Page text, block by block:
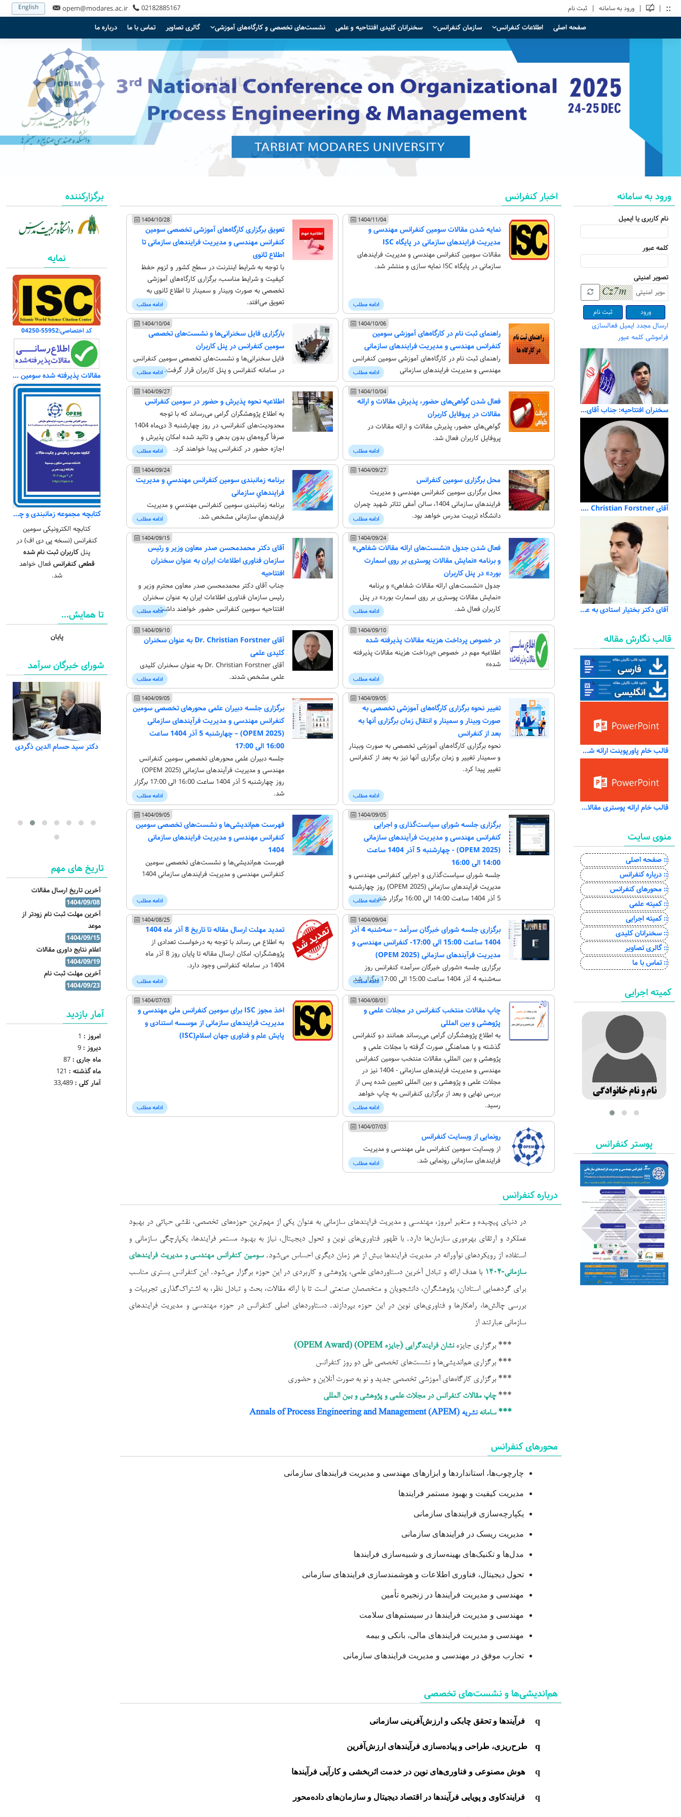
::
|
| ورود به سامانه | ثبت نام 02182885167
opem@modares.ac.ir
English
صفحه اصلی اطلاعات کنفرانس سازمان کنفرانس سخنرانان کلیدی افتتاحیه و علمی نشست‌های تخصصی و کارگاه‌های آموزشی گالری تصاویر تماس با ما درباره ما
ورود به سامانه
نام کاربری یا ایمیل
کلمه عبور
تصویر امنیتی
ثبت نام
ارسال مجدد ایمیل فعالسازی
فراموشی کلمه عبور
آقای Dr. Christian Forstner به عنوان سخنران کلیدی علمی
آقای دکتر بختیار استادی به عنوان سخنران کلیدی علمی روز دوم
قالب نگارش مقاله
قالب خام پاورپوینت ارائه شفاهی مقاله پذیرفته شده
قالب خام ارائه پوستری مقالات پذیرفته شده به صورت پوستری
منوی سایت
:: صفحه اصلی
:: درباره کنفرانس
:: محورهای کنفرانس
:: کمیته علمی
:: کمیته اجرایی
:: سخنرانان کلیدی
:: گالری تصاویر
:: تماس با ما
کمیته اجرایی
پوستر کنفرانس
اخبار کنفرانس
1404/11/04
ادامه مطلب
نمایه شدن مقالات سومین کنفرانس مهندسی و
مدیریت فرایندهای سازمانی در پایگاه ISC
مقالات سومین کنفرانس مهندسی و مدیریت فرایندهای
سازمانی در پایگاه ISC نمایه سازی و منتشر شد.
1404/10/28
ادامه مطلب
تعویق برگزاری کارگاه‌های آموزشی تخصصی سومین
کنفرانس مهندسی و مدیریت فرایندهای سازمانی تا
اطلاع ثانوی
با توجه به شرایط اینترنت در سطح کشور و لزوم حفظ
کیفیت و شرایط مناسب، برگزاری کارگاه‌های آموزشی
تخصصی به صورت وبینار و سمینار تا اطلاع ثانوی به
تعویق می‌افتد.
1404/10/06
ادامه مطلب
راهنمای ثبت نام در کارگاه‌های آموزشی سومین
کنفرانس مهندسی و مدیریت فرایندهای سازمانی
راهنمای ثبت نام در کارگاه‌های آموزشی سومین کنفرانس
مهندسی و مدیریت فرایندهای سازمانی
1404/10/04
ادامه مطلب
بارگزاری فایل سخنرانی‌ها و نشست‌های تخصصی
سومین کنفرانس در پنل کاربران
فایل سخنرانی‌ها و نشست‌های تخصصی سومین کنفرانس
در سامانه کنفرانس و پنل کاربران قرار گرفت.
1404/10/04
ادامه مطلب
فعال شدن گواهی‌های حضور، پذیرش مقالات و ارائه
مقالات در پروفایل کاربران
گواهی‌های حضور، پذیرش مقالات و ارائه مقالات در
پروفایل کاربران فعال شد.
1404/09/27
ادامه مطلب
اطلاعیه نحوه پذیرش و حضور در سومین کنفرانس
به اطلاع پژوهشگران گرامی می‌رساند که با توجه
محدودیت‌های کنفرانس، در روز چهارشنبه 3 دی‌ماه 1404
صرفاً گروه‌های بدون بدهی و تائید شده امکان پذیرش و
اجازه حضور در کنفرانس پیدا خواهند کرد.
1404/09/27
ادامه مطلب
محل برگزاری سومین کنفرانس
محل برگزاری سومین کنفرانس مهندسی و مدیریت
فرایندهای سازمانی 1404، سالن آمفی تئاتر شهید چمران
دانشگاه تربیت مدرس خواهد بود.
1404/09/24
ادامه مطلب
برنامه زمانبندی سومين کنفرانس مهندسي و مديريت
فرايندهاي سازمانی
برنامه زمانبندی سومين کنفرانس مهندسي و مديريت
فرايندهاي سازمانی مشخص شد.
1404/09/24
ادامه مطلب
فعال شدن جدول «نشست‌های ارائه مقالات شفاهی»
و برنامه «نمایش مقالات پوستری بر روی اسمارت
بورد» در پنل کاربران
جدول «نشست‌های ارائه مقالات شفاهی» و برنامه
«نمایش مقالات پوستری بر روی اسمارت بورد» در پنل
کاربران فعال شد.
1404/09/15
ادامه مطلب
آقای دکتر محمدمحسن صدر معاون وزیر و رئیس
سازمان فناوری اطلاعات ایران به عنوان سخنران
افتتاحیه
جناب آقای دکتر محمدمحسن صدر معاون محترم وزیر و
رئیس سازمان فناوری اطلاعات ایران به عنوان سخنران
افتتاحیه سومین کنفرانس حضور خواهند داشت.
1404/09/10
ادامه مطلب
در خصوص پرداخت هزینه مقالات پذیرفته شده
اطلاعیه مهم در خصوص «پرداخت هزینه مقالات پذیرفته
شده»
1404/09/10
ادامه مطلب
آقای Dr. Christian Forstner به عنوان سخنران
کلیدی علمی
آقای Dr. Christian Forstner به عنوان سخنران کلیدی
علمی مشخص شدند.
1404/09/05
ادامه مطلب
تغییر نحوه برگزاری کارگاه‌های آموزشی تخصصی به
صورت وبینار و سمینار و انتقال زمان برگزاری آنها به
بعد از کنفرانس
نحوه برگزاری کارگاه‌های آموزشی تخصصی به صورت وبینار
و سمینار تغییر و زمان برگزاری آنها نیز به بعد از کنفرانس
تغییر پیدا کرد.
1404/09/05
ادامه مطلب
برگزاری جلسه دبیران علمی محورهای تخصصی سومین
کنفرانس مهندسی و مدیریت فرآیندهای سازمانی
(OPEM 2025) – چهارشنبه 5 آذر 1404 ساعت
16:00 الی 17:00
جلسه دبیران علمی محورهای تخصصی سومین کنفرانس
مهندسی و مدیریت فرآیندهای سازمانی (OPEM 2025)
روز چهارشنبه 5 آذر 1404 ساعت 16:00 الی 17:00 برگزار
شد.
1404/09/05
ادامه مطلب
برگزاری جلسه شورای سیاست‌گذاری و اجرایی
کنفرانس مهندسی و مدیریت فرآیندهای سازمانی
(OPEM 2025) - چهارشنبه 5 آذر 1404 ساعت
14:00 الی 16:00
جلسه شورای سیاست‌گذاری و اجرایی کنفرانس مهندسی و
مدیریت فرآیندهای سازمانی (OPEM 2025) روز چهارشنبه
5 آذر 1404 ساعت 14:00 الی 16:00 برگزار شد.
1404/09/05
ادامه مطلب
فهرست هم‌اندیشی‌ها و نشست‌های تخصصی سومین
کنفرانس مهندسی و مدیریت فرایندهای سازمانی
1404
فهرست هم‌اندیشی‌ها و نشست‌های تخصصی سومین
کنفرانس مهندسی و مدیریت فرایندهای سازمانی 1404
1404/09/04
ادامه مطلب
برگزاری جلسه شورای خبرگان سرآمد – سه‌شنبه 4 آذر
1404 ساعت 15:00 الی 17:00- کنفرانس مهندسی و
مدیریت فرآیندهای سازمانی (OPEM 2025)
برگزاری جلسه «شورای خبرگان سرآمد» کنفرانس روز
سه‌شنبه 4 آذر 1404 ساعت 15:00 الی 17:00 برگزار شد
1404/08/25
ادامه مطلب
تمدید مهلت ارسال مقاله تا تاریخ 8 آذر ماه 1404
به اطلاع می رساند با توجه به درخواست تعدادی از
پژوهشگران، امکان ارسال مقاله تا پایان روز 8 آذر ماه
1404 در سامانه کنفرانس وجود دارد.
1404/08/01
ادامه مطلب
چاپ مقالات منتخب کنفرانس در مجلات علمی و
پژوهشی و بین المللی
به اطلاع پژوهشگران گرامی می‌رساند همانند دو کنفرانس
گذشته و با هماهنگی صورت گرفته با مجلات علمی و
پژوهشی و بین المللی، مقالات منتخب سومین کنفرانس
مهندسی و مدیریت فرایندهای سازمانی - 1404 نیز در
مجلات علمی و پژوهشی و بین المللی تعیین شده پس از
بررسی نهایی و بعد از برگزاری کنفرانس به چاپ خواهد
رسید.
1404/07/03
ادامه مطلب
اخذ مجوز ISC برای سومین کنفرانس ملی مهندسی و
مدیریت فرایندهای سازمانی از موسسه استنادی و
پایش علم و فناوری جهان اسلام(ISC)
1404/07/03
ادامه مطلب
رونمایی از وبسایت کنفرانس
از وبسایت سومین کنفرانس ملی مهندسی و مدیریت
فرایندهای سازمانی رونمایی شد.
درباره کنفرانس
در دنیای پیچیده و متغیر امروز، مهندسی و مدیریت فرایندهای سازمانی به عنوان یکی از مهم‌ترین حوزه‌های تخصصی، نقشی حیاتی در بهبود
عملکرد و ارتقای بهره‌وری سازمان‌ها دارد. با ظهور فناوری‌های نوین و تحول دیجیتال، نیاز به بهبود مستمر فرایندها، یکپارچگی سازمانی و
استفاده از رویکردهای نوآورانه در مدیریت فرایندها بیش از هر زمان دیگری احساس می‌شود.سومین کنفرانس مهندسی و مدیریت فرایندهای
سازمانی-1404
با هدف ارائه و تبادل آخرین دستاوردهای علمی، پژوهشی و کاربردی در این حوزه برگزار می‌شود. این کنفرانس بستری مناسب
برای گردهمایی استادان، پژوهشگران، دانشجویان و متخصصان صنعتی است تا با ارائه مقالات، بحث و تبادل نظر، به اشتراک‌گذاری تجربیات و
بررسی چالش‌ها، راهکارها و فناوری‌های نوین در این حوزه بپردازند. دستاوردهای اصلی کنفرانس در حوزه مهندسی و مدیریت فرایندهای
سازمانی عبارتند از
*** برگزاری جایزهنشان فرایندگرایی (جایزهOPEM
) (
OPEM Award
)
*** برگزاری هم‌اندیشی‌ها و نشست‌های تخصصی طی دو روز کنفرانس
*** برگزاری کارگاه‌های آموزشی تخصصی جدید و نو به صورت آنلاین و حضوری
***چاپ مقالات کنفرانس در مجلات علمی و پژوهشی و بین المللی
*** سامانهنشریه Annals of Process Engineering and Management (APEM)
محورهای کنفرانس
چارچوب‌ها، استانداردها و ابزارهای مهندسی و مدیریت فرایندهای سازمانی
مدیریت کیفیت و بهبود مستمر فرایندها
یکپارچه‌سازی فرایندهای سازمانی
مدیریت ریسک در فرایندهای سازمانی
مدل‌ها و تکنیک‌های بهینه‌سازی و شبیه‌سازی فرایندها
تحول دیجیتال، فناوری اطلاعات و هوشمندسازی فرایندهای سازمانی
مهندسی و مدیریت فرایندها در زنجیره تأمین
مهندسی و مدیریت فرایندها در سیستم‌های سلامت
مهندسی و مدیریت فرایندهای مالی، بانکی و بیمه
تجارب موفق در مهندسی و مدیریت فرایندهای سازمانی
هم‌اندیشی‌ها و نشست‌های تخصصی
q فرآیندها و تحقق چابکی و ارزش‌آفرینی سازمانی
q طرح‌ریزی، طراحی و پیاده‌سازی فرآیندهای ارزش‌آفرین
q هوش مصنوعی و فناوری‌های نوین در خدمت اثربخشی و کارآیی فرآیندها
q فرایندکاوی و پویایی فرآیندها در اقتصاد دیجیتال و سازمان‌های داده‌محور
برگزارکننده
نمایه
کد اختصاصی:55952-04250
مقالات پذیرفته شده سومین کنفرانس
کتابچه مجموعه زمانبندی و چکیده مقالات سومین کنفرانس
کتابچه الکترونیکی سومین
کنفرانس (نسخه پی دی اف) در
پنل کاربران ثبت نام شده
قطعی کنفرانس فعال خواهد
شد.
تا همایش...
پایان
شورای خبرگان سرآمد
دکتر بختیار استادی
دکتر کامران رضایی
دکتر محمد مهدی سپهری دکتر محمد اقدسی
دکتر منوچهر نجمی
دکتر سید حسام الدین ذگردی
تاریخ های مهم
آخرین تاریخ ارسال مقالات
1404/09/08
آخرین مهلت ثبت نام زودتر از
موعد
1404/09/15
اعلام نتایج داوری مقالات
1404/09/19
آخرین مهلت ثبت نام
1404/09/23
آمار بازدید
امروز : 1
دیروز : 9
ماه جاری : 87
ماه گذشته : 121
آمار کلی : 33,489